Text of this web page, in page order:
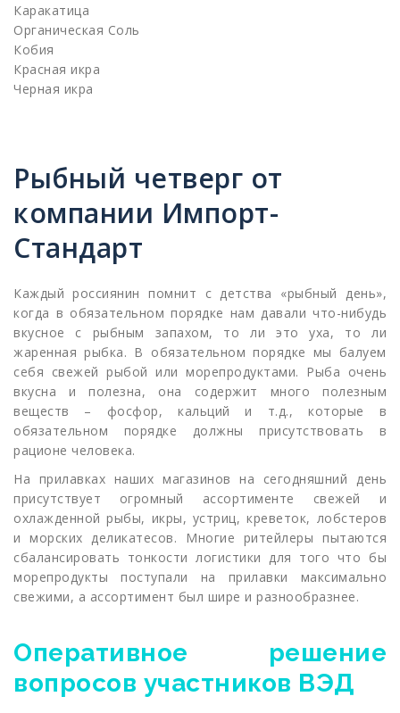
Каракатица
Органическая Соль
Кобия
Красная икра
Черная икра
Рыбный четверг от
компании Импорт-
Стандарт
Каждый россиянин помнит с детства «рыбный день»,
когда в обязательном порядке нам давали что-нибудь
вкусное с рыбным запахом, то ли это уха, то ли
жаренная рыбка. В обязательном порядке мы балуем
себя свежей рыбой или морепродуктами. Рыба очень
вкусна и полезна, она содержит много полезным
веществ – фосфор, кальций и т.д., которые в
обязательном порядке должны присутствовать в
рационе человека.
На прилавках наших магазинов на сегодняшний день
присутствует огромный ассортименте свежей и
охлажденной рыбы, икры, устриц, креветок, лобстеров
и морских деликатесов. Многие ритейлеры пытаются
сбалансировать тонкости логистики для того что бы
морепродукты поступали на прилавки максимально
свежими, а ассортимент был шире и разнообразнее.
Оперативное решение
вопросов участников ВЭД